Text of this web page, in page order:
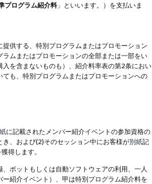
プログラム紹介料」といいます。）を支払いま
供する、特別プログラムまたはプロモーション
ムまたはプロモーションの全部または一部をい
を含まないものも）、紹介料率表の第2条におい
も、特別プログラムまたはプロモーションへの
に記載されたメンバー紹介イベントの参加資格の
、および(2)そのセッション中にお客様が別紙記
得します。
ボットもしくは自動ソフトウェアの利用、一人
紹介イベント）、甲は特別プログラム紹介料を